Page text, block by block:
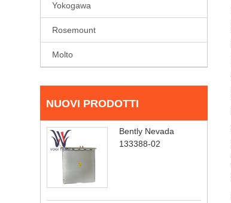
Yokogawa
Rosemount
Molto
NUOVI PRODOTTI
Bently Nevada
133388-02